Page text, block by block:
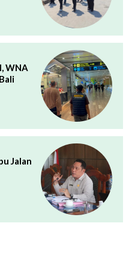
WNA
Jalan